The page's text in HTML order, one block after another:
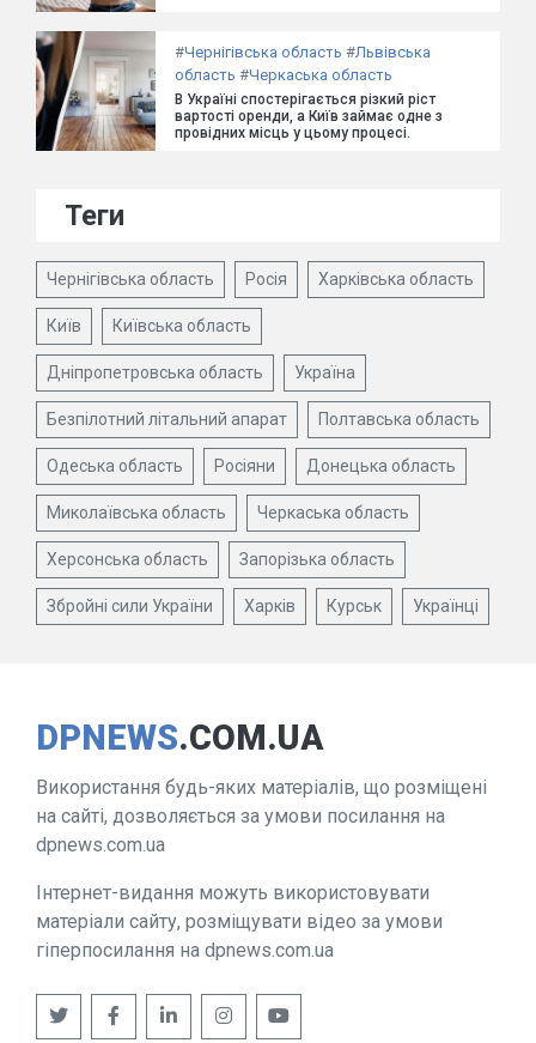
#Чернігівська область #Львівська
область #Черкаська область
В Україні спостерігається різкий ріст
вартості оренди, а Київ займає одне з
провідних місць у цьому процесі.
Теги
Чернігівська область Росія Харківська область
Київ Київська область
Дніпропетровська область Україна
Безпілотний літальний апарат Полтавська область
Одеська область Росіяни Донецька область
Миколаївська область Черкаська область
Херсонська область Запорізька область
Збройні сили України Харків Курськ Українці
DPNEWS.COM.UA
Використання будь-яких матеріалів, що розміщені
на сайті, дозволяється за умови посилання на
dpnews.com.ua
Інтернет-видання можуть використовувати
матеріали сайту, розміщувати відео за умови
гіперпосилання на dpnews.com.ua